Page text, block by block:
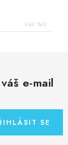
Kód: 862
e-mail
SE